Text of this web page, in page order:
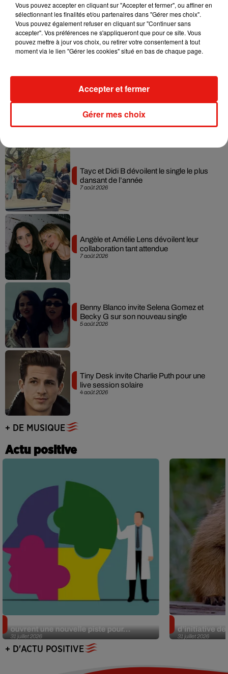
7 août 2026
Julien Lieb s’essaye à la vie de chatelain
dans son nouveau clip
7 août 2026
Madonna sort enfin le remix de « Love
Sensation » avec Kylie Minogue
7 août 2026
Tayc et Didi B dévoilent le single le plus
dansant de l’année
7 août 2026
Angèle et Amélie Lens dévoilent leur
collaboration tant attendue
5 août 2026
Benny Blanco invite Selena Gomez et
Becky G sur son nouveau single
4 août 2026
Tiny Desk invite Charlie Puth pour une
live session solaire
+ DE MUSIQUE
Actu positive
31 juillet 2026
ouvrent une nouvelle piste pour...
31 juillet 2026
d’initiative
+ D'ACTU POSITIVE
Vous pouvez accepter en cliquant sur "Accepter et fermer", ou affiner en
sélectionnant les finalités et/ou partenaires dans "Gérer mes choix".
Vous pouvez également refuser en cliquant sur "Continuer sans
accepter". Vos préférences ne s'appliqueront que pour ce site. Vous
pouvez mettre à jour vos choix, ou retirer votre consentement à tout
moment via le lien "Gérer les cookies" situé en bas de chaque page.
Gérer mes choix
Accepter et fermer